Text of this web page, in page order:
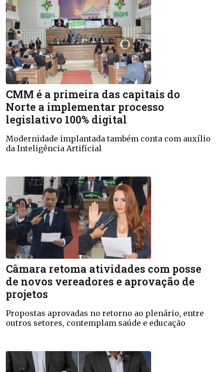
CMM é a primeira das capitais do
Norte a implementar processo
legislativo 100% digital
Modernidade implantada também conta com auxílio
da Inteligência Artificial
Câmara retoma atividades com posse
de novos vereadores e aprovação de
projetos
Propostas aprovadas no retorno ao plenário, entre
outros setores, contemplam saúde e educação